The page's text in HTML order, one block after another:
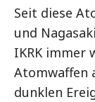
Seit diese
und
IKRK immer
Atomwaffen
dunklen